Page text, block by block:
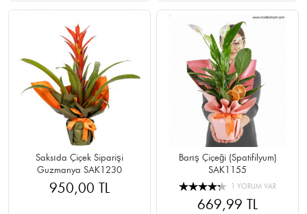
Saksıda Çiçek Siparişi
Guzmanya SAK1230
950,00 TL
Barış Çiçeği (Spatifilyum)
SAK1155
1 YORUM VAR
669,99 TL